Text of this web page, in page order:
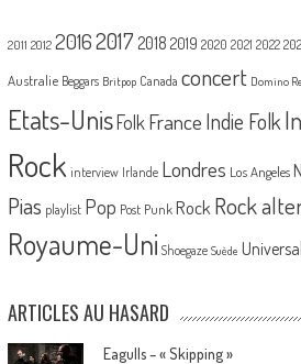
2011 2012 20162017 2018 2019 2020 2021 2022
Australie Beggars Britpop Canada concert Domino
Etats-UnisFolk France Indie Folk
Rock interview Irlande Londres Los Angeles
Pias playlist Pop Post Punk Rock Rock
Royaume-Uni Shoegaze Suède Universal
ARTICLES AU HASARD
Eagulls – « Skipping »